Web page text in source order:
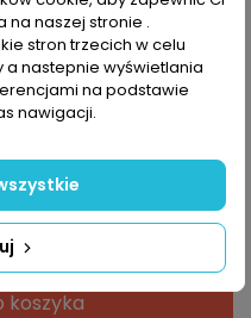
koszyka
na naszej stronie .
stron trzecich w celu
a nastepnie wyświetlania
na podstawie
nawigacji.